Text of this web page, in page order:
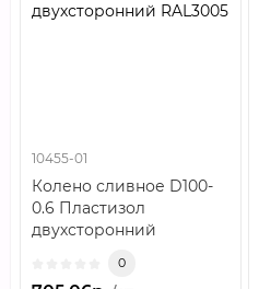
двухсторонний RAL3005
10455-01
Колено сливное D100-
0.6 Пластизол
двухсторонний
0